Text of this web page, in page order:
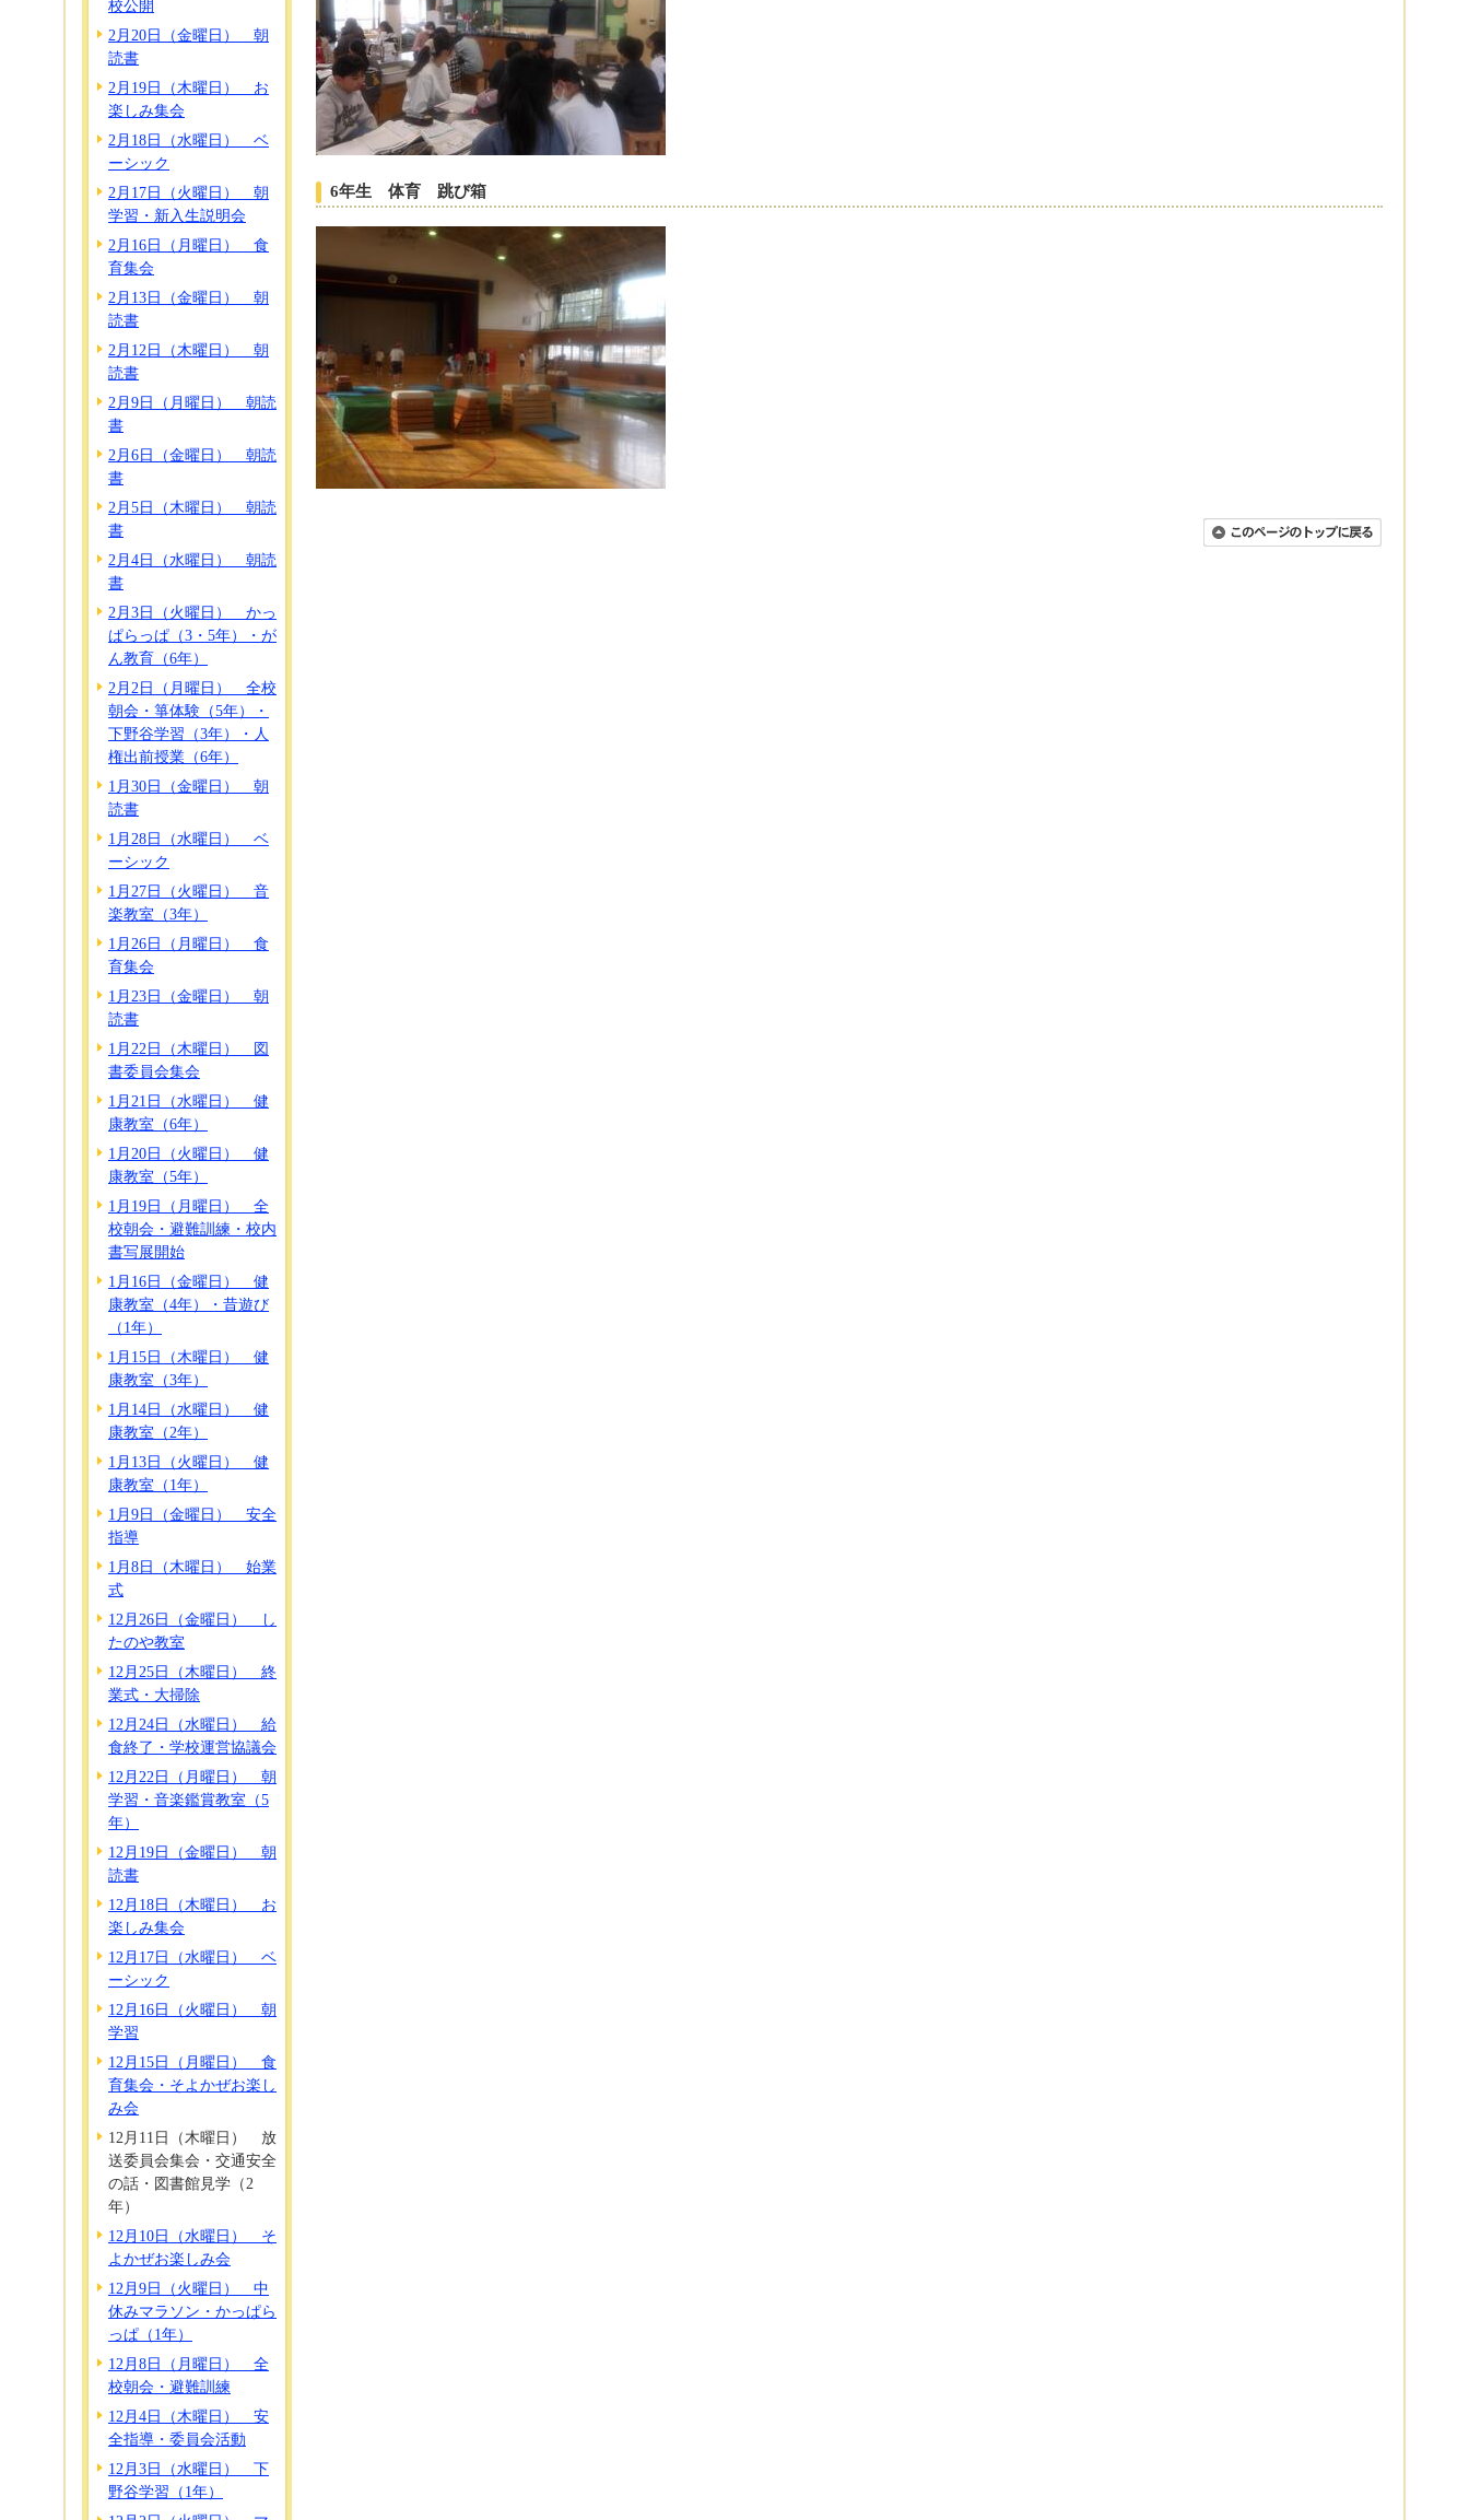
校公開
2月20日（金曜日） 朝
読書
2月19日（木曜日） お
楽しみ集会
2月18日（水曜日） ベ
ーシック
2月17日（火曜日） 朝
学習・新入生説明会
2月16日（月曜日） 食
育集会
2月13日（金曜日） 朝
読書
2月12日（木曜日） 朝
読書
2月9日（月曜日） 朝読
書
2月6日（金曜日） 朝読
書
2月5日（木曜日） 朝読
書
2月4日（水曜日） 朝読
書
2月3日（火曜日） かっ
ぱらっぱ（3・5年）・が
ん教育（6年）
2月2日（月曜日） 全校
朝会・箏体験（5年）・
下野谷学習（3年）・人
権出前授業（6年）
1月30日（金曜日） 朝
読書
1月28日（水曜日） ベ
ーシック
1月27日（火曜日） 音
楽教室（3年）
1月26日（月曜日） 食
育集会
1月23日（金曜日） 朝
読書
1月22日（木曜日） 図
書委員会集会
1月21日（水曜日） 健
康教室（6年）
1月20日（火曜日） 健
康教室（5年）
1月19日（月曜日） 全
校朝会・避難訓練・校内
書写展開始
1月16日（金曜日） 健
康教室（4年）・昔遊び
（1年）
1月15日（木曜日） 健
康教室（3年）
1月14日（水曜日） 健
康教室（2年）
1月13日（火曜日） 健
康教室（1年）
1月9日（金曜日） 安全
指導
1月8日（木曜日） 始業
式
12月26日（金曜日） し
たのや教室
12月25日（木曜日） 終
業式・大掃除
12月24日（水曜日） 給
食終了・学校運営協議会
12月22日（月曜日） 朝
学習・音楽鑑賞教室（5
年）
12月19日（金曜日） 朝
読書
12月18日（木曜日） お
楽しみ集会
12月17日（水曜日） ベ
ーシック
12月16日（火曜日） 朝
学習
12月15日（月曜日） 食
育集会・そよかぜお楽し
み会
12月11日（木曜日） 放
送委員会集会・交通安全
の話・図書館見学（2
年）
12月10日（水曜日） そ
よかぜお楽しみ会
12月9日（火曜日） 中
休みマラソン・かっぱら
っぱ（1年）
12月8日（月曜日） 全
校朝会・避難訓練
12月4日（木曜日） 安
全指導・委員会活動
12月3日（水曜日） 下
野谷学習（1年）
6年生 体育 跳び箱